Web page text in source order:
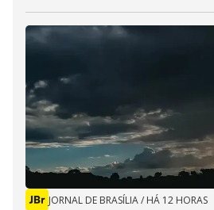
JORNAL DE BRASÍLIA/ HÁ 12 HORAS